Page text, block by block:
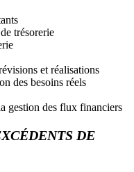
trésorerie
et réalisations
des besoins réels
gestion des flux financiers
DE